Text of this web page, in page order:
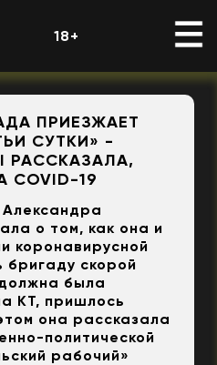
18+
ПРИЕЗЖАЕТ
СУТКИ» -
РАССКАЗАЛА,
COVID-19
Александра
о том, как она и
коронавирусной
скорой
была
КТ, пришлось
она рассказала
политической
рабочий»